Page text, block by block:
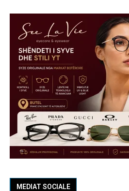
MEDIAT SOCIALE